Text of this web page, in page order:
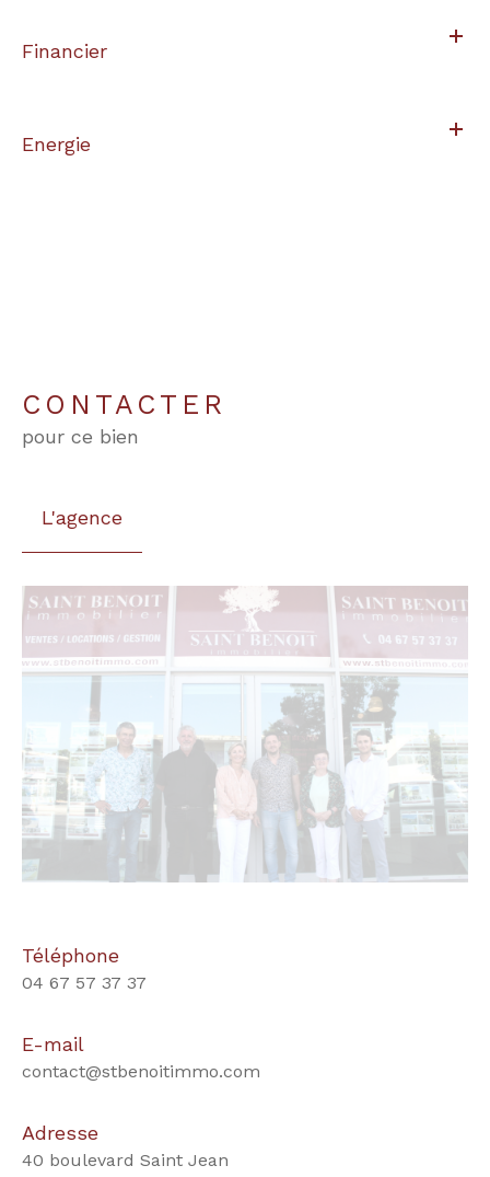
Financier
Energie
CONTACTER
pour ce bien
L'agence
Téléphone
04 67 57 37 37
E-mail
contact@stbenoitimmo.com
Adresse
40 boulevard Saint Jean